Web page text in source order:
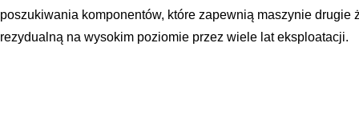
poszukiwania komponentów, które zapewnią maszynie drugie
rezydualną na wysokim poziomie przez wiele lat eksploatacji.